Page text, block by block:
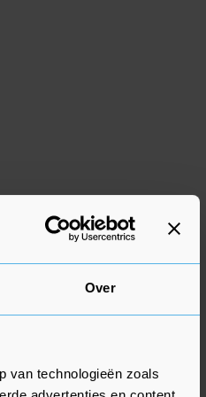
Over
van technologieën zoals